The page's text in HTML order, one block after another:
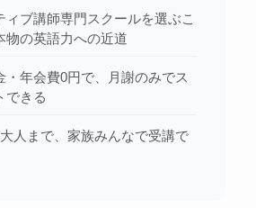
ィブ講師専門スクールを選ぶこ
物の英語力への近道
・年会費0円で、月謝のみでス
できる
人まで、家族みんなで受講で